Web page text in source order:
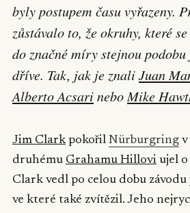
byly postupem času vyřazeny.
zůstávalo to, že okruhy, které
do značné míry stejnou
dříve. Tak, jak je znaliJuan
Alberto Acsarinebo Mike
Jim Clarkpokořil Nürburgring v
druhému Grahamu Hillovi ujel
Clark vedl po celou dobu
ve které také zvítězil. Jeho